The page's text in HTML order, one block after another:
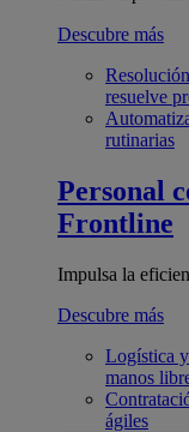
Descubre más
resuelve
rutinarias
Personal
Frontline
Impulsa la
Descubre más
Logística
manos
ágiles